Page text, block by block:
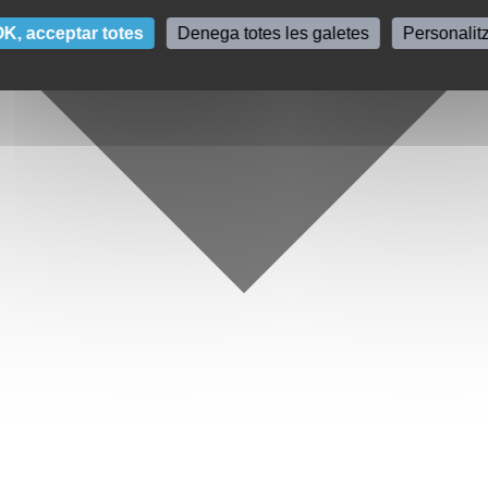
acceptar totes Denega totes les galetes